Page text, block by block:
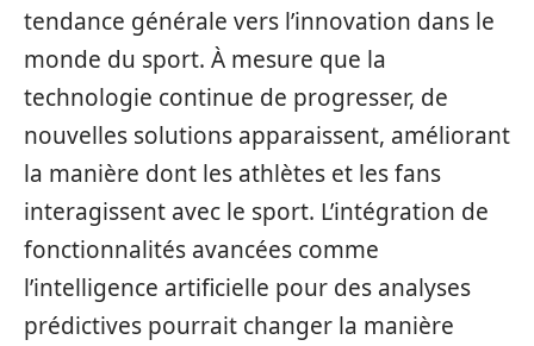
tendance générale vers l’innovation dans le
monde du sport. À mesure que la
technologie continue de progresser, de
nouvelles solutions apparaissent, améliorant
la manière dont les athlètes et les fans
interagissent avec le sport. L’intégration de
fonctionnalités avancées comme
l’intelligence artificielle pour des analyses
prédictives pourrait changer la manière